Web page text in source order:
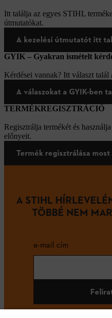
Itt találja az egyes STIHL
útmutatókat.
A kezelési útmutatót itt
GYIK – Gyakran ismételt
Kérdései vannak? Itt választ
A válaszokat a GYIK-ben
TERMÉKREGISZTRÁCIÓ
Regisztrálja termékét és
előnyeit.
Termék regisztrálása most
A STIHL
TÖBBÉ NEM
e-mail cím